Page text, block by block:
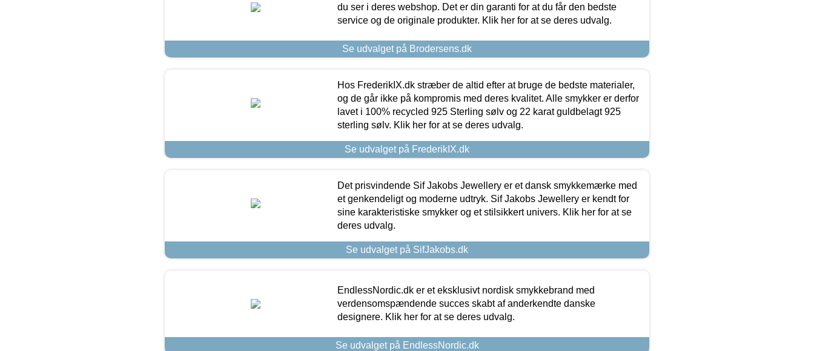
du ser i deres webshop. Det er din garanti for at du får den bedste
service og de originale produkter. Klik her for at se deres udvalg.
Se udvalget på Brodersens.dk
Hos FrederikIX.dk stræber de altid efter at bruge de bedste materialer,
og de går ikke på kompromis med deres kvalitet. Alle smykker er derfor
lavet i 100% recycled 925 Sterling sølv og 22 karat guldbelagt 925
sterling sølv. Klik her for at se deres udvalg.
Se udvalget på FrederikIX.dk
Det prisvindende Sif Jakobs Jewellery er et dansk smykkemærke med
et genkendeligt og moderne udtryk. Sif Jakobs Jewellery er kendt for
sine karakteristiske smykker og et stilsikkert univers. Klik her for at se
deres udvalg.
Se udvalget på SifJakobs.dk
EndlessNordic.dk er et eksklusivt nordisk smykkebrand med
verdensomspændende succes skabt af anderkendte danske
designere. Klik her for at se deres udvalg.
Se udvalget på EndlessNordic.dk